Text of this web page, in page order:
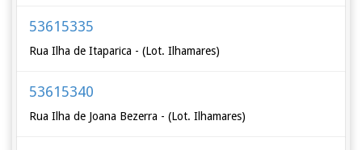
53615335
Rua Ilha de Itaparica - (Lot. Ilhamares)
53615340
Rua Ilha de Joana Bezerra - (Lot. Ilhamares)